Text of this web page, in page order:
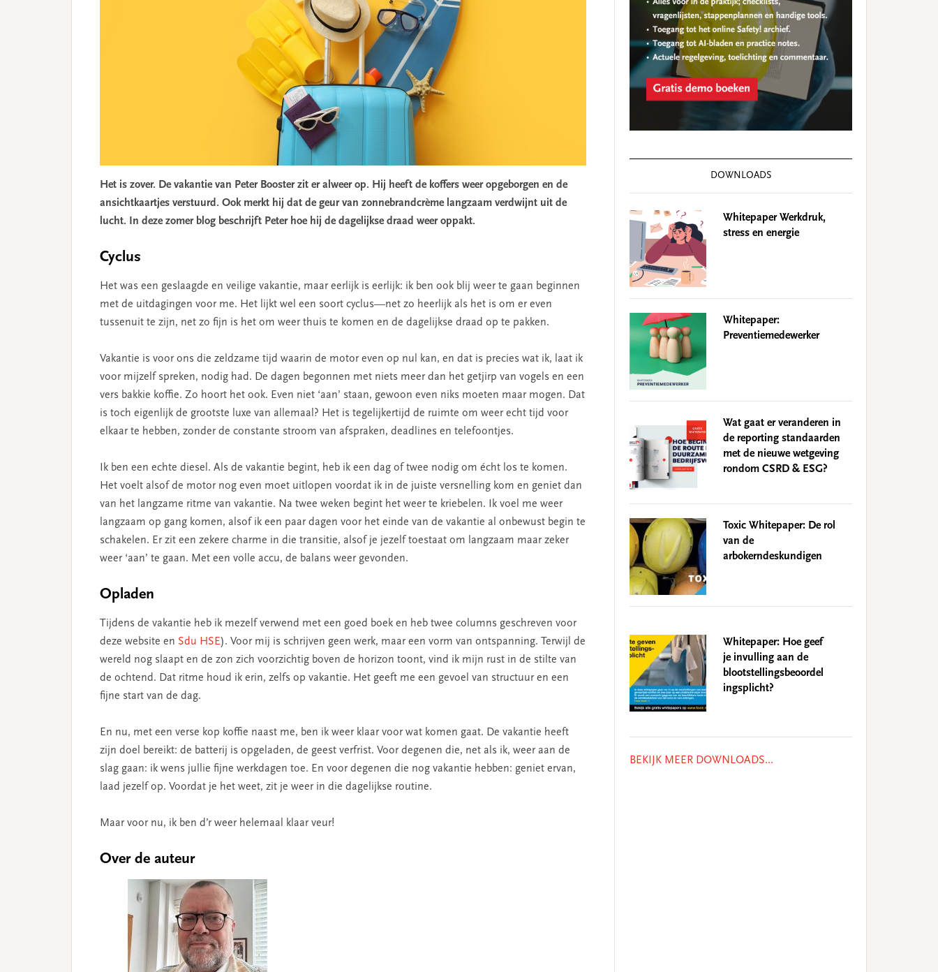
Het is zover. De vakantie van Peter Booster zit er alweer op. Hij heeft de koffers weer opgeborgen en de
ansichtkaartjes verstuurd. Ook merkt hij dat de geur van zonnebrandcrème langzaam verdwijnt uit de
lucht. In deze zomer blog beschrijft Peter hoe hij de dagelijkse draad weer oppakt.
Cyclus
Het was een geslaagde en veilige vakantie, maar eerlijk is eerlijk: ik ben ook blij weer te gaan beginnen
met de uitdagingen voor me. Het lijkt wel een soort cyclus—net zo heerlijk als het is om er even
tussenuit te zijn, net zo fijn is het om weer thuis te komen en de dagelijkse draad op te pakken.
Vakantie is voor ons die zeldzame tijd waarin de motor even op nul kan, en dat is precies wat ik, laat ik
voor mijzelf spreken, nodig had. De dagen begonnen met niets meer dan het getjirp van vogels en een
vers bakkie koffie. Zo hoort het ook. Even niet ‘aan’ staan, gewoon even niks moeten maar mogen. Dat
is toch eigenlijk de grootste luxe van allemaal? Het is tegelijkertijd de ruimte om weer echt tijd voor
elkaar te hebben, zonder de constante stroom van afspraken, deadlines en telefoontjes.
Ik ben een echte diesel. Als de vakantie begint, heb ik een dag of twee nodig om écht los te komen.
Het voelt alsof de motor nog even moet uitlopen voordat ik in de juiste versnelling kom en geniet dan
van het langzame ritme van vakantie. Na twee weken begint het weer te kriebelen. Ik voel me weer
langzaam op gang komen, alsof ik een paar dagen voor het einde van de vakantie al onbewust begin te
schakelen. Er zit een zekere charme in die transitie, alsof je jezelf toestaat om langzaam maar zeker
weer ‘aan’ te gaan. Met een volle accu, de balans weer gevonden.
Opladen
Tijdens de vakantie heb ik mezelf verwend met een goed boek en heb twee columns geschreven voor
deze website en Sdu HSE). Voor mij is schrijven geen werk, maar een vorm van ontspanning. Terwijl de
wereld nog slaapt en de zon zich voorzichtig boven de horizon toont, vind ik mijn rust in de stilte van
de ochtend. Dat ritme houd ik erin, zelfs op vakantie. Het geeft me een gevoel van structuur en een
fijne start van de dag.
En nu, met een verse kop koffie naast me, ben ik weer klaar voor wat komen gaat. De vakantie heeft
zijn doel bereikt: de batterij is opgeladen, de geest verfrist. Voor degenen die, net als ik, weer aan de
slag gaan: ik wens jullie fijne werkdagen toe. En voor degenen die nog vakantie hebben: geniet ervan,
laad jezelf op. Voordat je het weet, zit je weer in die dagelijkse routine.
Maar voor nu, ik ben d’r weer helemaal klaar veur!
Over de auteur
DOWNLOADS
Whitepaper Werkdruk,
stress en energie
Whitepaper:
Preventiemedewerker
Wat gaat er veranderen in
de reporting standaarden
met de nieuwe wetgeving
rondom CSRD & ESG?
Toxic Whitepaper: De rol
van de
arbokerndeskundigen
Whitepaper: Hoe geef
je invulling aan de
blootstellingsbeoordel
ingsplicht?
BEKIJK MEER DOWNLOADS...